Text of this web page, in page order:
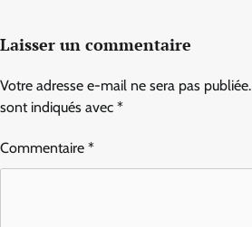
Laisser un commentaire
Votre adresse e-mail ne sera pas publiée.
sont indiqués avec *
Commentaire *